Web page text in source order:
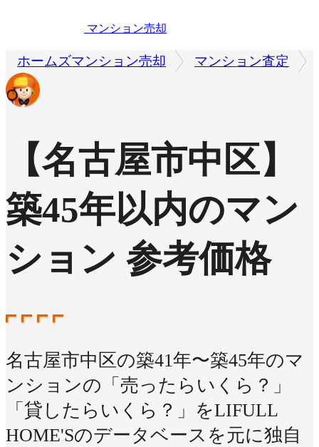
マンション売却
ホームズマンション売却 マンション査定
【名古屋市中区】
築45年以内のマン
ション 参考価格
名古屋市中区の築41年〜築45年のマ
ンションの「売ったらいくら？」
「貸したらいくら？」をLIFULL
HOME'Sのデータベースを元に独自